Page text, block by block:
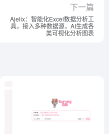
下一篇
Ajelix：智能化Excel数据分析工
具，接入多种数据源，AI生成各
类可视化分析图表